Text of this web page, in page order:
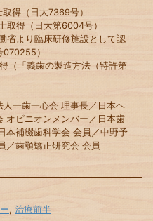
得（日大7369号）
取得（日大第6004号）
省より臨床研修施設として認
）
（「義歯の製造方法（特許第
人一歯一心会 理事長／日本ヘ
オピニオンメンバー／日本歯
本補綴歯科学会 会員／中野予
／歯顎矯正研究会 会員
, 治療前半